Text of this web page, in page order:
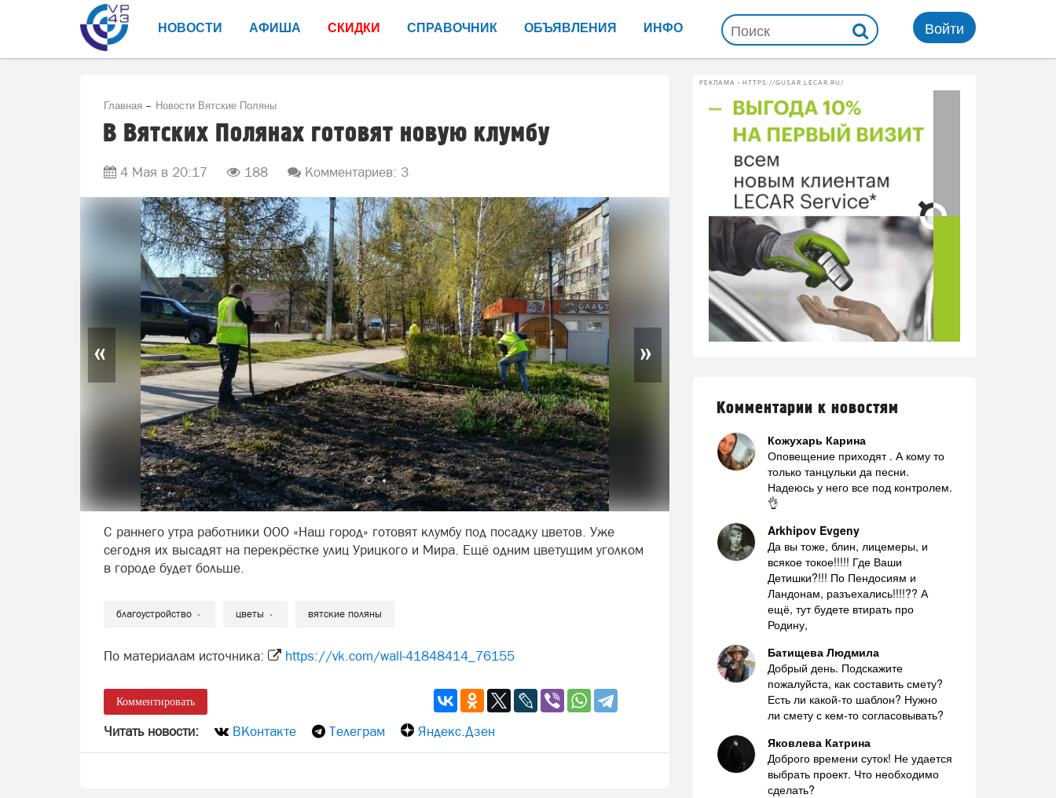
НОВОСТИ АФИША СКИДКИ СПРАВОЧНИК ОБЪЯВЛЕНИЯ ИНФО Войти
Главная Новости Вятские Поляны
В Вятских Полянах готовят новую клумбу
4 Мая в 20:17 188 Комментариев: 3
« »
С раннего утра работники ООО «Наш город» готовят клумбу под посадку цветов. Уже
сегодня их высадят на перекрёстке улиц Урицкого и Мира. Ещё одним цветущим уголком
в городе будет больше.
благоустройство цветы вятские поляны
По материалам источника: https://vk.com/wall-41848414_76155
Комментировать
Читать новости: ВКонтакте Телеграм Яндекс.Дзен
РЕКЛАМА • HTTPS://GUSAR.LECAR.RU/
Комментарии к новостям
Кожухарь Карина
Оповещение приходят . А кому то
только танцульки да песни.
Надеюсь у него все под контролем.
👌
Arkhipov Evgeny
Да вы тоже, блин, лицемеры, и
всякое токое!!!!! Где Ваши
Детишки?!!! По Пендосиям и
Ландонам, разъехались!!!!?? А
ещё, тут будете втирать про
Родину,
Батищева Людмила
Добрый день. Подскажите
пожалуйста, как составить смету?
Есть ли какой-то шаблон? Нужно
ли смету с кем-то согласовывать?
Яковлева Катрина
Доброго времени суток! Не удается
выбрать проект. Что необходимо
сделать?